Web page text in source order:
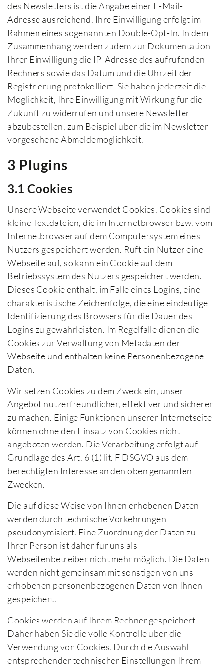
des Newsletters ist die Angabe einer E-Mail-
Adresse ausreichend. Ihre Einwilligung erfolgt im
Rahmen eines sogenannten Double-Opt-In. In dem
Zusammenhang werden zudem zur Dokumentation
Ihrer Einwilligung die IP-Adresse des aufrufenden
Rechners sowie das Datum und die Uhrzeit der
Registrierung protokolliert. Sie haben jederzeit die
Möglichkeit, Ihre Einwilligung mit Wirkung für die
Zukunft zu widerrufen und unsere Newsletter
abzubestellen, zum Beispiel über die im Newsletter
vorgesehene Abmeldemöglichkeit.
3 Plugins
3.1 Cookies
Unsere Webseite verwendet Cookies. Cookies sind
kleine Textdateien, die im Internetbrowser bzw. vom
Internetbrowser auf dem Computersystem eines
Nutzers gespeichert werden. Ruft ein Nutzer eine
Webseite auf, so kann ein Cookie auf dem
Betriebssystem des Nutzers gespeichert werden.
Dieses Cookie enthält, im Falle eines Logins, eine
charakteristische Zeichenfolge, die eine eindeutige
Identifizierung des Browsers für die Dauer des
Logins zu gewährleisten. Im Regelfalle dienen die
Cookies zur Verwaltung von Metadaten der
Webseite und enthalten keine Personenbezogene
Daten.
Wir setzen Cookies zu dem Zweck ein, unser
Angebot nutzerfreundlicher, effektiver und sicherer
zu machen. Einige Funktionen unserer Internetseite
können ohne den Einsatz von Cookies nicht
angeboten werden. Die Verarbeitung erfolgt auf
Grundlage des Art. 6 (1) lit. F DSGVO aus dem
berechtigten Interesse an den oben genannten
Zwecken.
Die auf diese Weise von Ihnen erhobenen Daten
werden durch technische Vorkehrungen
pseudonymisiert. Eine Zuordnung der Daten zu
Ihrer Person ist daher für uns als
Webseitenbetreiber nicht mehr möglich. Die Daten
werden nicht gemeinsam mit sonstigen von uns
erhobenen personenbezogenen Daten von Ihnen
gespeichert.
Cookies werden auf Ihrem Rechner gespeichert.
Daher haben Sie die volle Kontrolle über die
Verwendung von Cookies. Durch die Auswahl
entsprechender technischer Einstellungen Ihrem